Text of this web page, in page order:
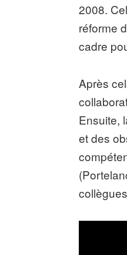
2008.
réforme
cadre
Après
Ensuite,
et des